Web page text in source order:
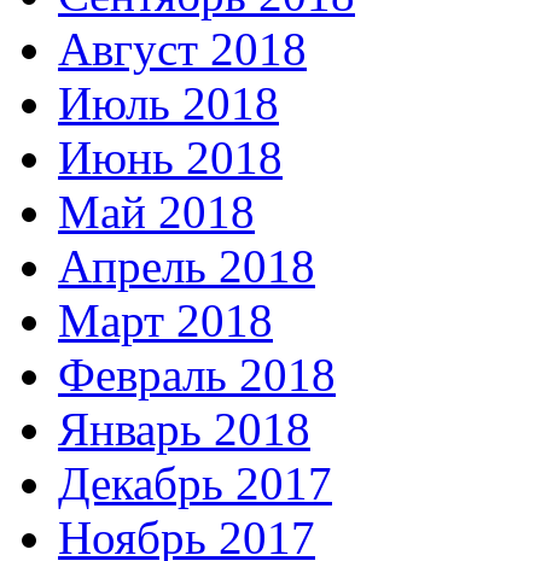
Август 2018
Июль 2018
Июнь 2018
Май 2018
Апрель 2018
Март 2018
Февраль 2018
Январь 2018
Декабрь 2017
Ноябрь 2017